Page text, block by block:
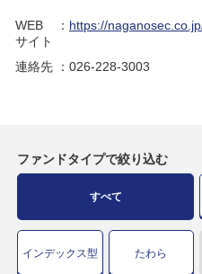
WEB
サイト
： https://
連絡先 ：026-228-3003
ファンドタイプで絞り込む
すべて
インデックス型 たわら